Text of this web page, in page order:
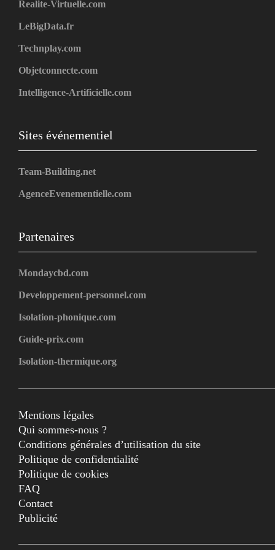
Realite-Virtuelle.com
LeBigData.fr
Technplay.com
Objetconnecte.com
Intelligence-Artificielle.com
Sites événementiel
Team-Building.net
AgenceEvenementielle.com
Partenaires
Mondaycbd.com
Developpement-personnel.com
Isolation-phonique.com
Guide-prix.com
Isolation-thermique.org
Mentions légales
Qui sommes-nous ?
Conditions générales d’utilisation du site
Politique de confidentialité
Politique de cookies
FAQ
Contact
Publicité